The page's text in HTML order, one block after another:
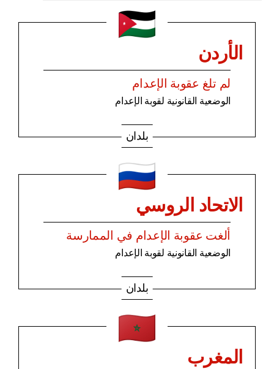
الأردن
لم تلغ عقوبة الإعدام
الوضعية القانونية لقوبة الإعدام
بلدان
الاتحاد الروسي
ألغت عقوبة الإعدام في الممارسة
الوضعية القانونية لقوبة الإعدام
بلدان
المغرب